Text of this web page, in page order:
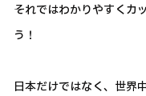
それではわかりやすくカ
う！
日本だけではなく、世界